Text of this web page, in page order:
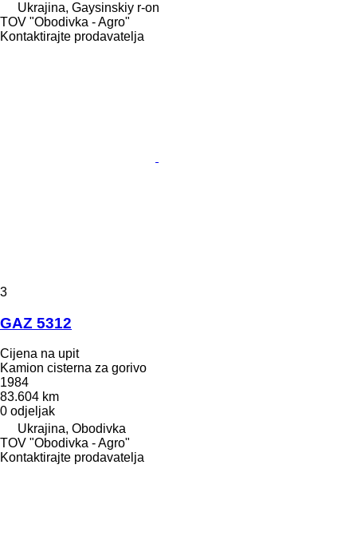
Ukrajina, Gaysinskiy r-on
TOV "Obodivka - Agro"
Kontaktirajte prodavatelja
3
GAZ 5312
Cijena na upit
Kamion cisterna za gorivo
1984
83.604 km
0 odjeljak
Ukrajina, Obodivka
TOV "Obodivka - Agro"
Kontaktirajte prodavatelja